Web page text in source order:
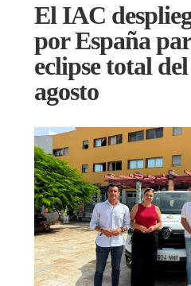
El IAC
por España
eclipse total
agosto